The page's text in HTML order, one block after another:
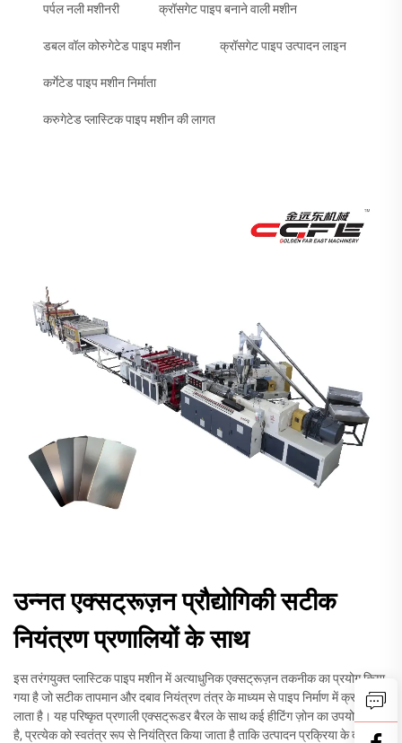
पर्पल नली मशीनरी क्रॉसगेट पाइप बनाने वाली मशीन
डबल वॉल कोरुगेटेड पाइप मशीन क्रॉसगेट पाइप उत्पादन लाइन
कर्गेटेड पाइप मशीन निर्माता
करुगेटेड प्लास्टिक पाइप मशीन की लागत
उन्नत एक्सट्रूज़न प्रौद्योगिकी सटीक
नियंत्रण प्रणालियों के साथ
इस तरंगयुक्त प्लास्टिक पाइप मशीन में अत्याधुनिक एक्सट्रूज़न तकनीक का प्रयोग किया
गया है जो सटीक तापमान और दबाव नियंत्रण तंत्र के माध्यम से पाइप निर्माण में क्रांति
लाता है। यह परिष्कृत प्रणाली एक्सट्रूडर बैरल के साथ कई हीटिंग ज़ोन का उपयोग करती
है, प्रत्येक को स्वतंत्र रूप से नियंत्रित किया जाता है ताकि उत्पादन प्रक्रिया के दौरान